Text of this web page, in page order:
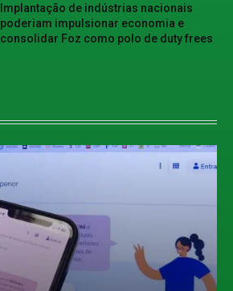
Implantação de indústrias nacionais
poderiam impulsionar economia e
consolidar Foz como polo de duty frees